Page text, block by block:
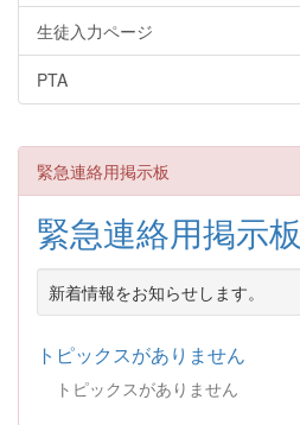
生徒入力ページ
PTA
緊急連絡用掲示板
緊急連絡用掲示板
新着情報をお知らせします。
トピックスがありません
トピックスがありません